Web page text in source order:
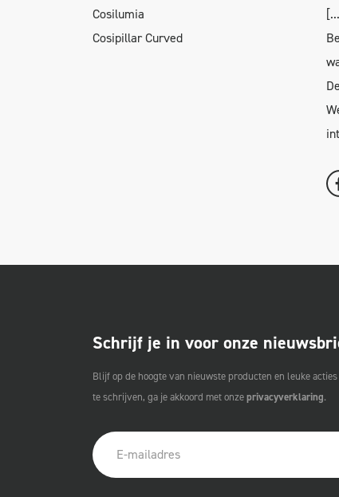
Cosilumia
Cosipillar Curved
Schrijf je in voor onze
Blijf op de hoogte van nieuwste producten en leuke
te schrijven, ga je akkoord met onzeprivacyverklaring.